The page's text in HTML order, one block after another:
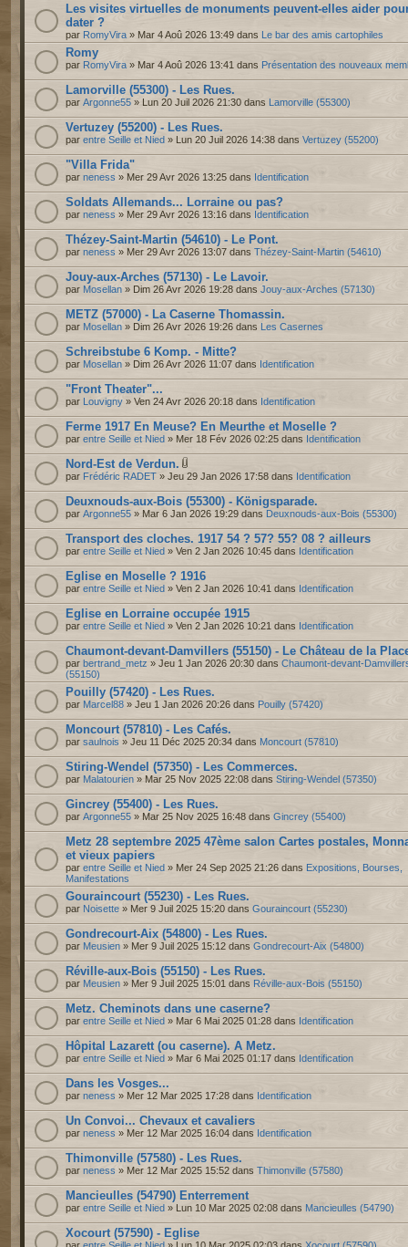
Les visites virtuelles de monuments peuvent-elles aider
dater ?
par RomyVira » Mar 4 Aoû 2026 13:49 dans Le bar des amis cartophiles
Romy
par RomyVira » Mar 4 Aoû 2026 13:41 dans Présentation des nouveaux
Lamorville (55300) - Les Rues.
par Argonne55 » Lun 20 Juil 2026 21:30 dans Lamorville (55300)
Vertuzey (55200) - Les Rues.
par entre Seille et Nied » Lun 20 Juil 2026 14:38 dans Vertuzey (55200)
"Villa Frida"
par neness » Mer 29 Avr 2026 13:25 dans Identification
Soldats Allemands... Lorraine ou pas?
par neness » Mer 29 Avr 2026 13:16 dans Identification
Thézey-Saint-Martin (54610) - Le Pont.
par neness » Mer 29 Avr 2026 13:07 dans Thézey-Saint-Martin (54610)
Jouy-aux-Arches (57130) - Le Lavoir.
par Mosellan » Dim 26 Avr 2026 19:28 dans Jouy-aux-Arches (57130)
METZ (57000) - La Caserne Thomassin.
par Mosellan » Dim 26 Avr 2026 19:26 dans Les Casernes
Schreibstube 6 Komp. - Mitte?
par Mosellan » Dim 26 Avr 2026 11:07 dans Identification
"Front Theater"...
par Louvigny » Ven 24 Avr 2026 20:18 dans Identification
Ferme 1917 En Meuse? En Meurthe et Moselle ?
par entre Seille et Nied » Mer 18 Fév 2026 02:25 dans Identification
Nord-Est de Verdun.
par Frédéric RADET » Jeu 29 Jan 2026 17:58 dans Identification
Deuxnouds-aux-Bois (55300) - Königsparade.
par Argonne55 » Mar 6 Jan 2026 19:29 dans Deuxnouds-aux-Bois (55300)
Transport des cloches. 1917 54 ? 57? 55? 08 ? ailleurs
par entre Seille et Nied » Ven 2 Jan 2026 10:45 dans Identification
Eglise en Moselle ? 1916
par entre Seille et Nied » Ven 2 Jan 2026 10:41 dans Identification
Eglise en Lorraine occupée 1915
par entre Seille et Nied » Ven 2 Jan 2026 10:21 dans Identification
Chaumont-devant-Damvillers (55150) - Le Château de la
par bertrand_metz » Jeu 1 Jan 2026 20:30 dans Chaumont-devant-
(55150)
Pouilly (57420) - Les Rues.
par Marcel88 » Jeu 1 Jan 2026 20:26 dans Pouilly (57420)
Moncourt (57810) - Les Cafés.
par saulnois » Jeu 11 Déc 2025 20:34 dans Moncourt (57810)
Stiring-Wendel (57350) - Les Commerces.
par Malatourien » Mar 25 Nov 2025 22:08 dans Stiring-Wendel (57350)
Gincrey (55400) - Les Rues.
par Argonne55 » Mar 25 Nov 2025 16:48 dans Gincrey (55400)
Metz 28 septembre 2025 47ème salon Cartes postales,
et vieux papiers
par entre Seille et Nied » Mer 24 Sep 2025 21:26 dans Expositions, Bourses,
Manifestations
Gouraincourt (55230) - Les Rues.
par Noisette » Mer 9 Juil 2025 15:20 dans Gouraincourt (55230)
Gondrecourt-Aix (54800) - Les Rues.
par Meusien » Mer 9 Juil 2025 15:12 dans Gondrecourt-Aix (54800)
Réville-aux-Bois (55150) - Les Rues.
par Meusien » Mer 9 Juil 2025 15:01 dans Réville-aux-Bois (55150)
Metz. Cheminots dans une caserne?
par entre Seille et Nied » Mar 6 Mai 2025 01:28 dans Identification
Hôpital Lazarett (ou caserne). A Metz.
par entre Seille et Nied » Mar 6 Mai 2025 01:17 dans Identification
Dans les Vosges...
par neness » Mer 12 Mar 2025 17:28 dans Identification
Un Convoi... Chevaux et cavaliers
par neness » Mer 12 Mar 2025 16:04 dans Identification
Thimonville (57580) - Les Rues.
par neness » Mer 12 Mar 2025 15:52 dans Thimonville (57580)
Mancieulles (54790) Enterrement
par entre Seille et Nied » Lun 10 Mar 2025 02:08 dans Mancieulles (54790)
Xocourt (57590) - Eglise
par entre Seille et Nied » Lun 10 Mar 2025 02:03 dans Xocourt (57590)